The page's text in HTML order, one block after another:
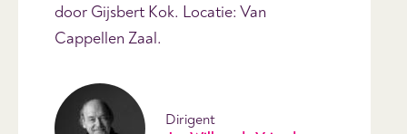
door Gijsbert Kok. Locatie: Van
Cappellen Zaal.
Dirigent